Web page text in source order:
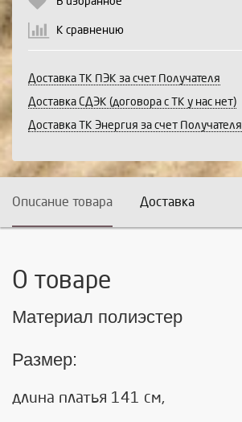
К сравнению
Доставка ТК ПЭК за счет Получателя
Доставка СДЭК (договора с ТК у нас нет)
Доставка ТК Энергия за счет Получателя
Описание товара Доставка
О товаре
Материал полиэстер
Размер:
длина платья 141 см,